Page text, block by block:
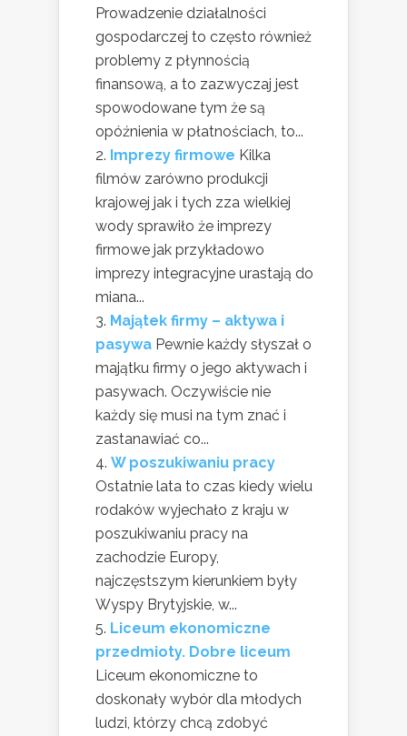
Prowadzenie działalności
gospodarczej to często również
problemy z płynnością
finansową, a to zazwyczaj jest
spowodowane tym że są
opóźnienia w płatnościach, to...
Imprezy firmowe Kilka
filmów zarówno produkcji
krajowej jak i tych zza wielkiej
wody sprawiło że imprezy
firmowe jak przykładowo
imprezy integracyjne urastają do
miana...
Majątek firmy – aktywa i
pasywa Pewnie każdy słyszał o
majątku firmy o jego aktywach i
pasywach. Oczywiście nie
każdy się musi na tym znać i
zastanawiać co...
W poszukiwaniu pracy
Ostatnie lata to czas kiedy wielu
rodaków wyjechało z kraju w
poszukiwaniu pracy na
zachodzie Europy,
najczęstszym kierunkiem były
Wyspy Brytyjskie, w...
Liceum ekonomiczne
przedmioty. Dobre liceum
Liceum ekonomiczne to
doskonały wybór dla młodych
ludzi, którzy chcą zdobyć